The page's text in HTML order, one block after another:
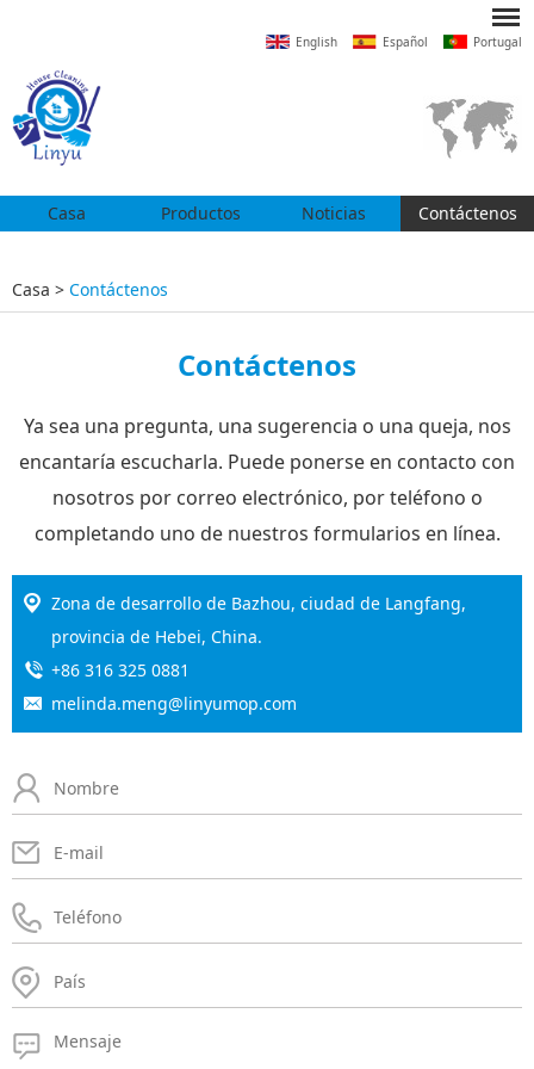
English Español Portugal
Casa Productos Noticias Contáctenos
Casa > Contáctenos
Contáctenos
Ya sea una pregunta, una sugerencia o una queja, nos
encantaría escucharla. Puede ponerse en contacto con
nosotros por correo electrónico, por teléfono o
completando uno de nuestros formularios en línea.
Zona de desarrollo de Bazhou, ciudad de Langfang,
provincia de Hebei, China.
+86 316 325 0881
melinda.meng@linyumop.com